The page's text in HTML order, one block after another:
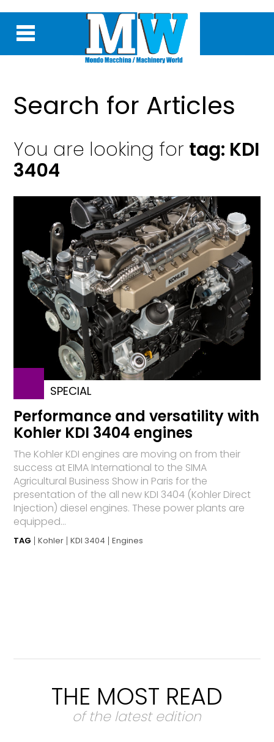
Search for Articles
You are looking for tag: KDI
3404
SPECIAL
Performance and versatility with
Kohler KDI 3404 engines
The Kohler KDI engines are moving on from their
success at EIMA International to the SIMA
Agricultural Business Show in Paris for the
presentation of the all new KDI 3404 (Kohler Direct
Injection) diesel engines. These power plants are
equipped...
TAG Kohler KDI 3404 Engines
THE MOST READ
of the latest edition